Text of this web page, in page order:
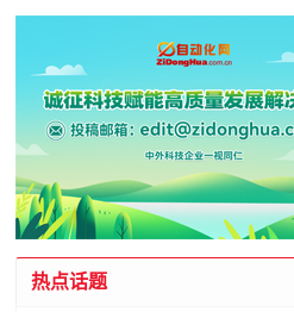
热点话题